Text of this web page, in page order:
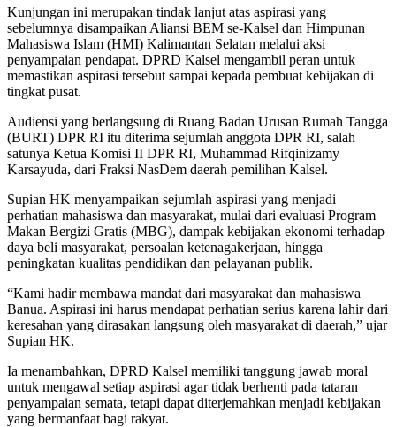
Kunjungan ini merupakan tindak lanjut atas aspirasi yang
sebelumnya disampaikan Aliansi BEM se-Kalsel dan Himpunan
Mahasiswa Islam (HMI) Kalimantan Selatan melalui aksi
penyampaian pendapat. DPRD Kalsel mengambil peran untuk
memastikan aspirasi tersebut sampai kepada pembuat kebijakan di
tingkat pusat.
Audiensi yang berlangsung di Ruang Badan Urusan Rumah Tangga
(BURT) DPR RI itu diterima sejumlah anggota DPR RI, salah
satunya Ketua Komisi II DPR RI, Muhammad Rifqinizamy
Karsayuda, dari Fraksi NasDem daerah pemilihan Kalsel.
Supian HK menyampaikan sejumlah aspirasi yang menjadi
perhatian mahasiswa dan masyarakat, mulai dari evaluasi Program
Makan Bergizi Gratis (MBG), dampak kebijakan ekonomi terhadap
daya beli masyarakat, persoalan ketenagakerjaan, hingga
peningkatan kualitas pendidikan dan pelayanan publik.
“Kami hadir membawa mandat dari masyarakat dan mahasiswa
Banua. Aspirasi ini harus mendapat perhatian serius karena lahir dari
keresahan yang dirasakan langsung oleh masyarakat di daerah,” ujar
Supian HK.
Ia menambahkan, DPRD Kalsel memiliki tanggung jawab moral
untuk mengawal setiap aspirasi agar tidak berhenti pada tataran
penyampaian semata, tetapi dapat diterjemahkan menjadi kebijakan
yang bermanfaat bagi rakyat.